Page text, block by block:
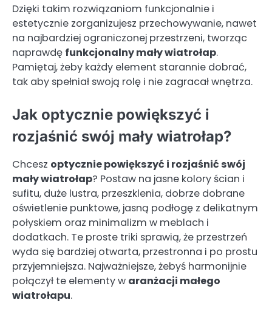
Dzięki takim rozwiązaniom funkcjonalnie i
estetycznie zorganizujesz przechowywanie, nawet
na najbardziej ograniczonej przestrzeni, tworząc
naprawdę funkcjonalny mały wiatrołap.
Pamiętaj, żeby każdy element starannie dobrać,
tak aby spełniał swoją rolę i nie zagracał wnętrza.
Jak optycznie powiększyć i
rozjaśnić swój mały wiatrołap?
Chcesz optycznie powiększyć i rozjaśnić swój
mały wiatrołap? Postaw na jasne kolory ścian i
sufitu, duże lustra, przeszklenia, dobrze dobrane
oświetlenie punktowe, jasną podłogę z delikatnym
połyskiem oraz minimalizm w meblach i
dodatkach. Te proste triki sprawią, że przestrzeń
wyda się bardziej otwarta, przestronna i po prostu
przyjemniejsza. Najważniejsze, żebyś harmonijnie
połączył te elementy w aranżacji małego
wiatrołapu.